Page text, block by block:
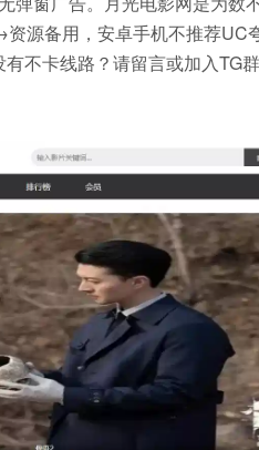
源备用，安卓手机不推荐UC
不卡线路？请留言或加入TG